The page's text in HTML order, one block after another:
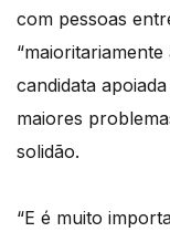
com pessoas
candidata
maiores
solidão.
“E é muito